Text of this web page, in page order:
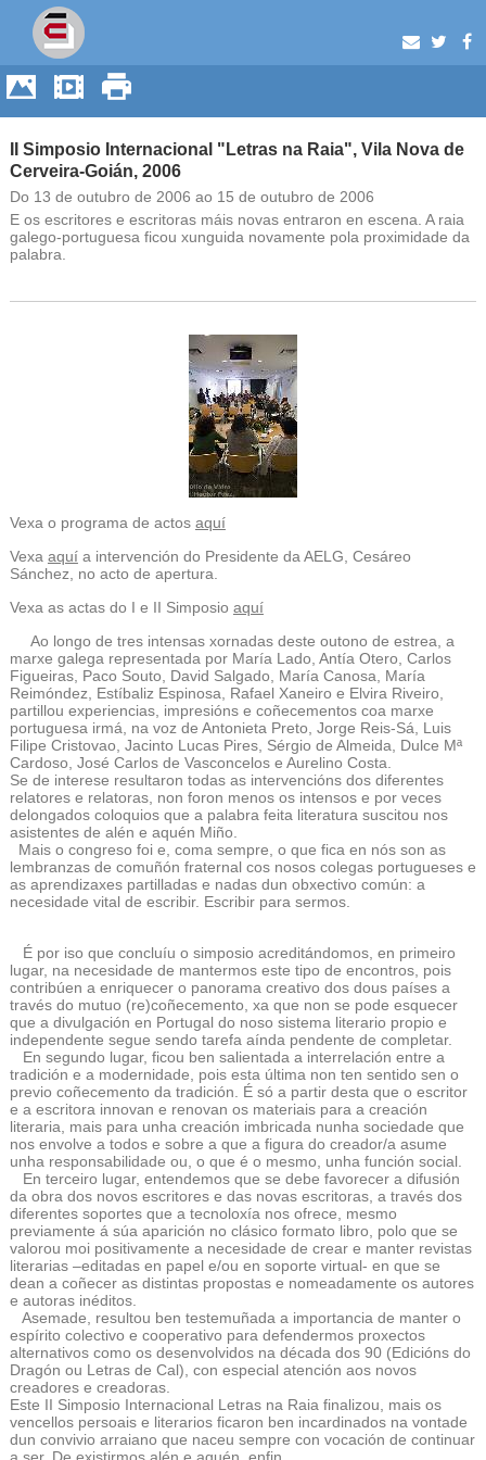
II Simposio Internacional "Letras na Raia", Vila Nova de
Cerveira-Goián, 2006
Do 13 de outubro de 2006 ao 15 de outubro de 2006
E os escritores e escritoras máis novas entraron en escena. A raia
galego-portuguesa ficou xunguida novamente pola proximidade da
palabra.
Vexa o programa de actos aquí
Vexa aquía intervención do Presidente da AELG, Cesáreo
Sánchez, no acto de apertura.
Vexa as actas do I e II Simposio aquí
Ao longo de tres intensas xornadas deste outono de estrea, a
marxe galega representada por María Lado, Antía Otero, Carlos
Figueiras, Paco Souto, David Salgado, María Canosa, María
Reimóndez, Estíbaliz Espinosa, Rafael Xaneiro e Elvira Riveiro,
partillou experiencias, impresións e coñecementos coa marxe
portuguesa irmá, na voz de Antonieta Preto, Jorge Reis-Sá, Luis
Filipe Cristovao, Jacinto Lucas Pires, Sérgio de Almeida, Dulce Mª
Cardoso, José Carlos de Vasconcelos e Aurelino Costa.
Se de interese resultaron todas as intervencións dos diferentes
relatores e relatoras, non foron menos os intensos e por veces
delongados coloquios que a palabra feita literatura suscitou nos
asistentes de alén e aquén Miño.
Mais o congreso foi e, coma sempre, o que fica en nós son as
lembranzas de comuñón fraternal cos nosos colegas portugueses e
as aprendizaxes partilladas e nadas dun obxectivo común: a
necesidade vital de escribir. Escribir para sermos.
É por iso que concluíu o simposio acreditándomos, en primeiro
lugar, na necesidade de mantermos este tipo de encontros, pois
contribúen a enriquecer o panorama creativo dos dous países a
través do mutuo (re)coñecemento, xa que non se pode esquecer
que a divulgación en Portugal do noso sistema literario propio e
independente segue sendo tarefa aínda pendente de completar.
En segundo lugar, ficou ben salientada a interrelación entre a
tradición e a modernidade, pois esta última non ten sentido sen o
previo coñecemento da tradición. É só a partir desta que o escritor
e a escritora innovan e renovan os materiais para a creación
literaria, mais para unha creación imbricada nunha sociedade que
nos envolve a todos e sobre a que a figura do creador/a asume
unha responsabilidade ou, o que é o mesmo, unha función social.
En terceiro lugar, entendemos que se debe favorecer a difusión
da obra dos novos escritores e das novas escritoras, a través dos
diferentes soportes que a tecnoloxía nos ofrece, mesmo
previamente á súa aparición no clásico formato libro, polo que se
valorou moi positivamente a necesidade de crear e manter revistas
literarias –editadas en papel e/ou en soporte virtual- en que se
dean a coñecer as distintas propostas e nomeadamente os autores
e autoras inéditos.
Asemade, resultou ben testemuñada a importancia de manter o
espírito colectivo e cooperativo para defendermos proxectos
alternativos como os desenvolvidos na década dos 90 (Edicións do
Dragón ou Letras de Cal), con especial atención aos novos
creadores e creadoras.
Este II Simposio Internacional Letras na Raia finalizou, mais os
vencellos persoais e literarios ficaron ben incardinados na vontade
dun convivio arraiano que naceu sempre con vocación de continuar